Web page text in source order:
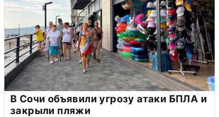
В Сочи объявили угрозу атаки БПЛА и
закрыли пляжи